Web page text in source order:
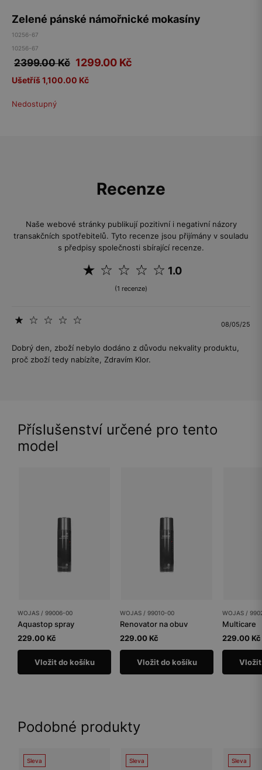
Zelené pánské námořnické mokasíny
10256-67
10256-67
2399.00 Kč 1299.00 Kč
Ušetříš 1,100.00 Kč
Nedostupný
Recenze
Naše webové stránky publikují pozitivní i negativní názory
transakčních spotřebitelů. Tyto recenze jsou přijímány v souladu
s předpisy společnosti sbírající recenze.
1.0
(1 recenze)
08/05/25
Dobrý den, zboží nebylo dodáno z důvodu nekvality produktu,
proč zboží tedy nabízíte, Zdravím Klor.
Příslušenství určené pro tento
model
WOJAS / 99006-00
Aquastop spray
229.00 Kč
Vložit do košíku
WOJAS / 99010-00
Renovator na obuv
229.00 Kč
Vložit do košíku
WOJAS /
Multicare
229.00 Kč
Podobné produkty
Sleva Sleva Sleva